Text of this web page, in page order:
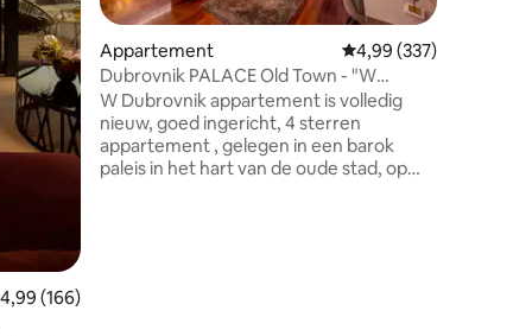
beoordeling van 4,99 op 5, 166 recensies
4,99 (166)
Appartement Gemiddelde
4,99 (337)
Dubrovnik PALACE Old Town - "W
Apartment"
W Dubrovnik appartement is volledig
nieuw, goed ingericht, 4 sterren
appartement , gelegen in een barok
paleis in het hart van de oude stad, op